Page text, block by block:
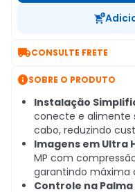
CONSULTE FRETE
SOBRE O PRODUTO
Instalação
conecte e alimente
cabo, reduzindo
Imagens em Ultra
MP com
garantindo máxima
Controle na Palma